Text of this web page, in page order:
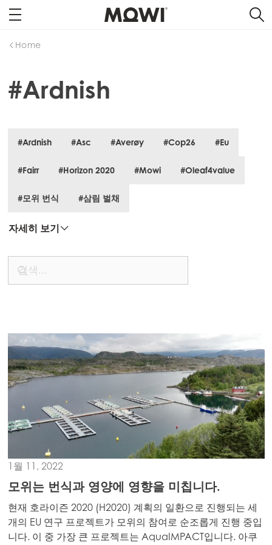
Mowi Global
Asia
Mowi China
Mowi KoreaACTIVE
Mowi Taiwan
Europe
Mowi Belgium (FR)
Mowi Belgium (NL)
Mowi Czechia (CZ)
Mowi Czechia (EN)
Mowi Faroe Islands
Mowi France
Home
#Ardnish
#Ardnish #Asc #Averøy #Cop26 #Eu
#Fairr #Horizon 2020 #Mowi #Oleaf4value
#모위 번식 #삼림 벌채
자세히 보기
1월 11, 2022
모위는 번식과 영양에 영향을 미칩니다.
현재 호라이즌 2020 (H2020) 계획의 일환으로 진행되는 세
개의 EU 연구 프로젝트가 모위의 참여로 순조롭게 진행 중입
니다. 이 중 가장 큰 프로젝트는 AquaIMPACT입니다. 아쿠